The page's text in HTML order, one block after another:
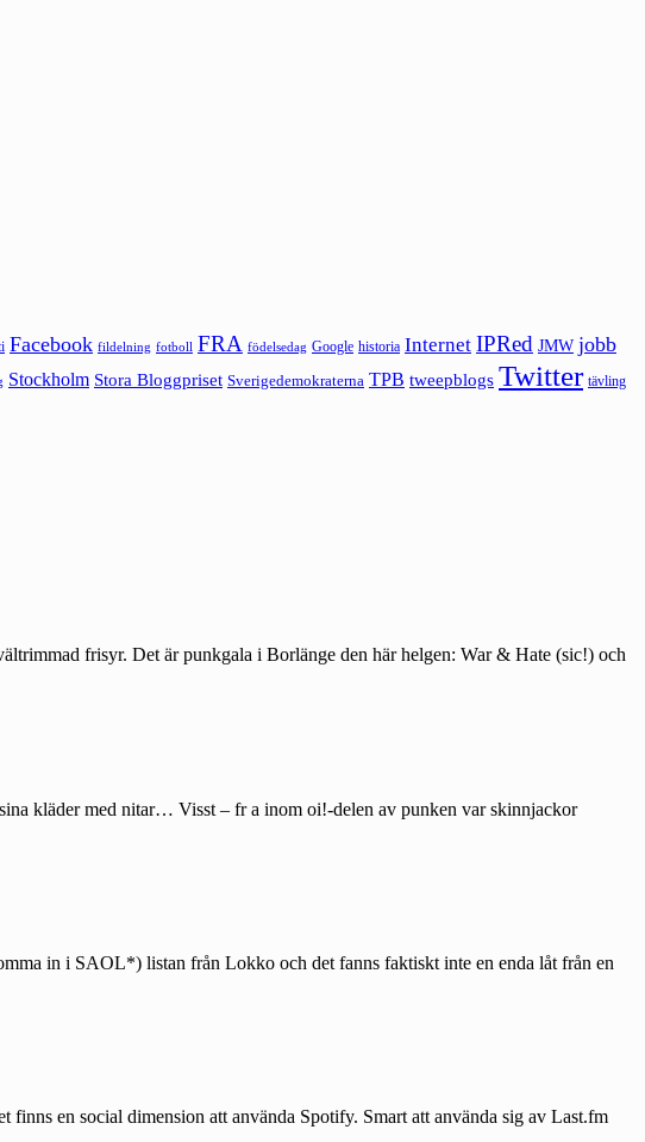
Facebook fildelning fotboll FRA födelsedag Google historia Internet IPRed JMW jobb
Stockholm Stora Bloggpriset Sverigedemokraterna TPB tweepblogs Twitter tävling
frisyr. Det är punkgala i Borlänge den här helgen: War & Hate (sic!) och
kläder med nitar… Visst – fr a inom oi!-delen av punken var skinnjackor
in i SAOL*) listan från Lokko och det fanns faktiskt inte en enda låt från en
en social dimension att använda Spotify. Smart att använda sig av Last.fm